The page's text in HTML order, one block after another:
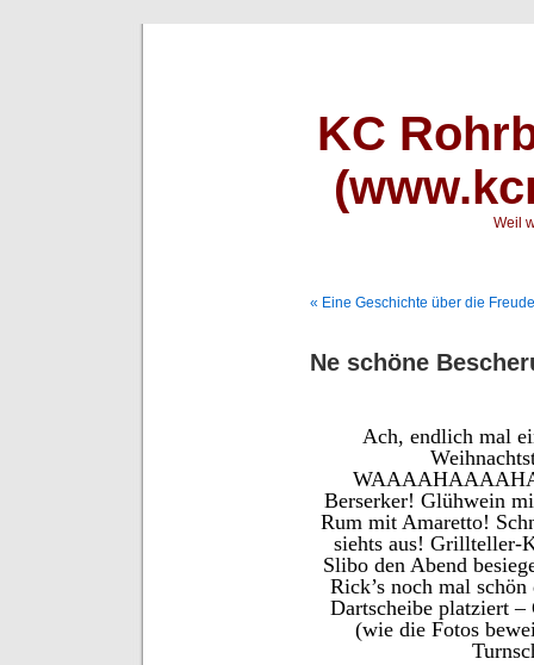
KC
Weil
« Eine Geschichte über die
Ne schöne
Ach, endlich mal
Berserker! Glühwein
Rum mit Amaretto!
siehts aus! Grillteller-
Slibo den Abend
Rick’s noch mal
Dartscheibe platziert
(wie die Fotos